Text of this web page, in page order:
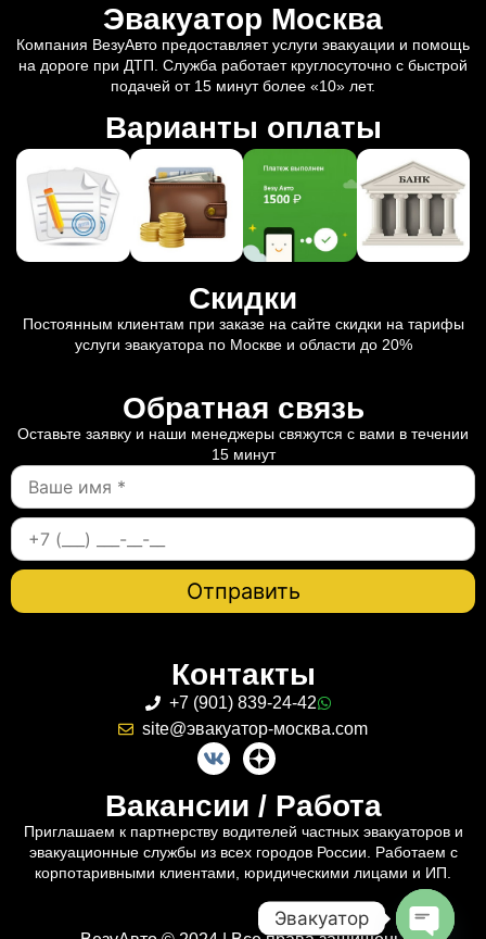
Эвакуатор Москва
Компания ВезуАвто предоставляет услуги эвакуации и помощь
на дороге при ДТП. Служба работает круглосуточно с быстрой
подачей от 15 минут более «10» лет.
Варианты оплаты
Скидки
Постоянным клиентам при заказе на сайте скидки на тарифы
услуги эвакуатора по Москве и области до 20%
Обратная связь
Оставьте заявку и наши менеджеры свяжутся с вами в течении
15 минут
Контакты
+7 (901) 839-24-42
site@эвакуатор-москва.com
Вакансии / Работа
Приглашаем к партнерству водителей частных эвакуаторов и
эвакуационные службы из всех городов России. Работаем с
корпотаривными клиентами, юридическими лицами и ИП.
Эвакуатор